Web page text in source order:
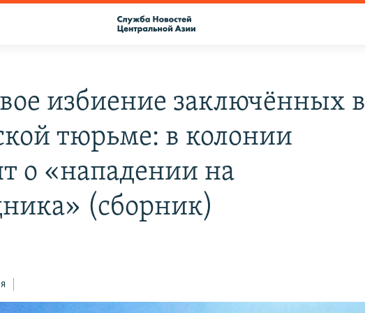
избиение заключённых в
тюрьме: в колонии
о «нападении на
(сборник)